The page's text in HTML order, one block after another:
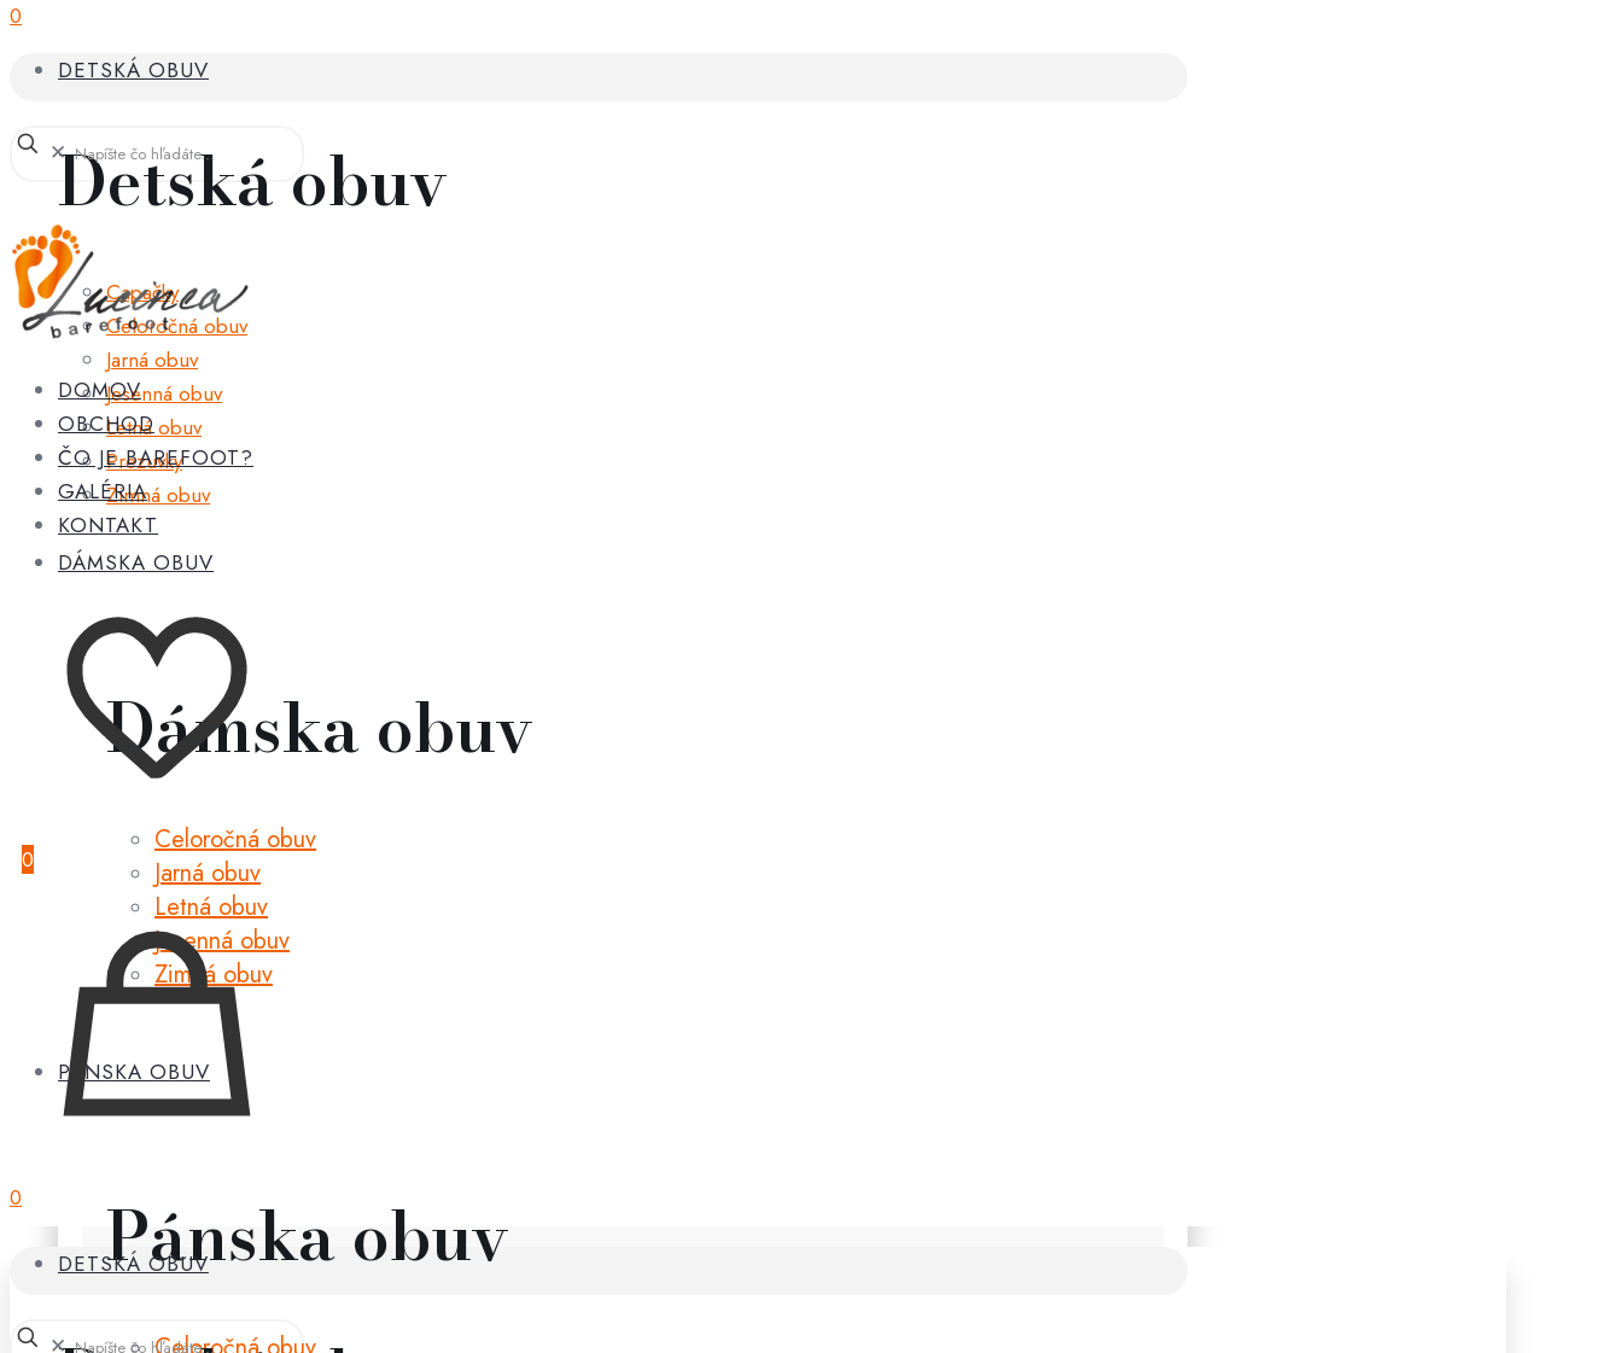
0
DETSKÁ OBUV
Detská obuv
Capačky
Celoročná obuv
Jarná obuv
Jesenná obuv
Letná obuv
Prezuvky
Zimná obuv
DÁMSKA OBUV
Dámska obuv
Celoročná obuv
Jarná obuv
Letná obuv
Jesenná obuv
Zimná obuv
PÁNSKA OBUV
Pánska obuv
✕
DOMOV
OBCHOD
ČO JE BAREFOOT?
GALÉRIA
KONTAKT
0
0
DETSKÁ OBUV
✕